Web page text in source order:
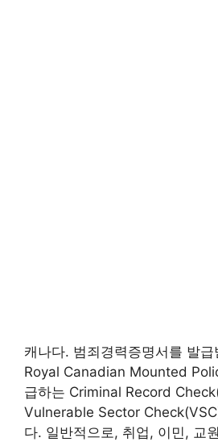
캐나다. 범죄경력증명서를 발
Royal Canadian Mounted
급하는 Criminal Record
Vulnerable Sector
다. 일반적으로, 취업, 이민, 교